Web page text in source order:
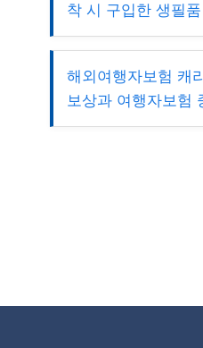
착 시 구입한 생필
해외여행자보험 캐
보상과 여행자보험